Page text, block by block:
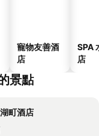
寵物友善酒
店
SPA
店
景點
町酒店